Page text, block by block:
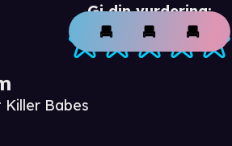
Gi din vurdering:
Babes